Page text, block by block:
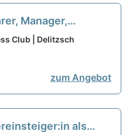
Manager,
Macher als
Club | Delitzsch
zum Angebot
als